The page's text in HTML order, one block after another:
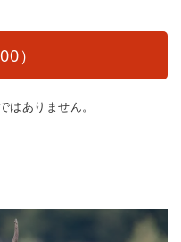
）
ありません。